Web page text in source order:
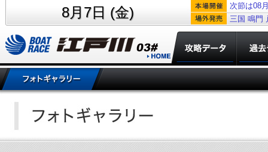
8月7日 (金)
次節は08
三国 鳴門